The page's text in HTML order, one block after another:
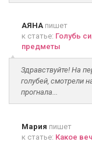
АЯНА пишет
к статье: Голубь
предметы
Здравствуйте! На
голубей, смотрели
прогнала...
Мария пишет
к статье: Какое